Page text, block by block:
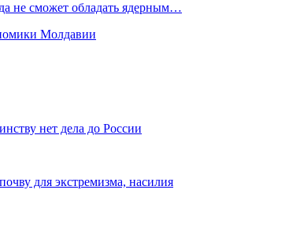
не сможет обладать ядерным…
Молдавии
нет дела до России
для экстремизма, насилия